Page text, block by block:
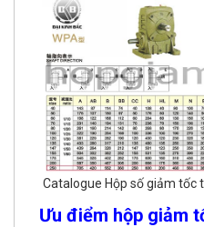
Catalogue Hộp số giảm tốc
Ưu điểm hộp giảm